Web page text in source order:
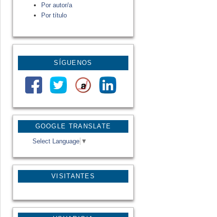
GOOGLE TRANSLATE
Select Language ▼
VISITANTES
Por autor/a
Por título
SÍGUENOS